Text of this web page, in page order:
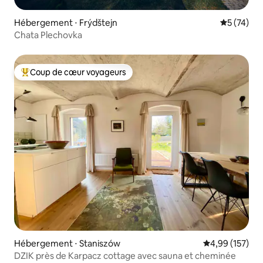
Hébergement ⋅ Frýdštejn
5 (74)
Chata Plechovka
Coups de cœur voyageurs les plus appréciés
Coup de cœur voyageurs
Hébergement ⋅ Staniszów Évaluation
4,99 (157)
DZIK près de Karpacz cottage avec sauna et cheminée